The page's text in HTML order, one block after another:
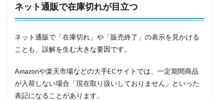
ネット通販で在庫切れが目立つ
ネット通販で「在庫切れ」や「販売終了」の表示を見かける
ことも、誤解を生む大きな要因です。
Amazonや楽天市場などの大手ECサイトでは、一定期間商品
が入荷しない場合「現在取り扱いしておりません」といった
表記になることがあります。